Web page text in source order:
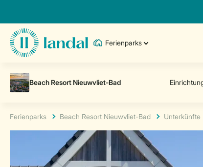
Ferienparks
Ferienparks Beach Resort Nieuwvliet-Bad Unterkünfte